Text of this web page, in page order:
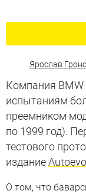
Ярослав
Компания
испытаниям
преемником
по 1999 год).
тестового
издание
О том, что